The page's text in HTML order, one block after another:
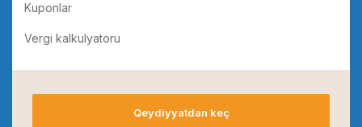
Kuponlar
Vergi kalkulyatoru
Qeydiyyatdan keç